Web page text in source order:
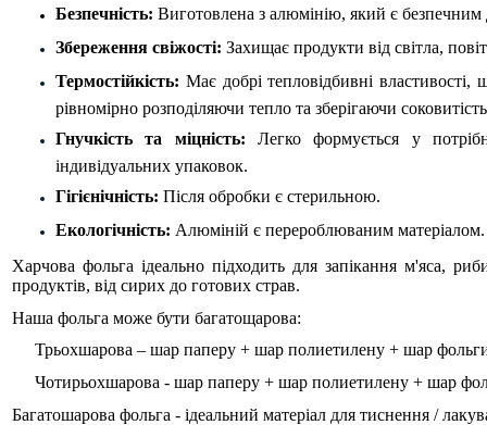
Безпечність: Виготовлена з алюмінію, який є
Збереження свіжості: Захищає продукти від світла,
Термостійкість: Має добрі тепловідбивні властивості,
рівномірно розподіляючи тепло та зберігаючи
Гнучкість та міцність: Легко формується у
індивідуальних упаковок.
Гігієнічність: Після обробки є стерильною.
Екологічність: Алюміній є перероблюваним
Харчова фольга ідеально підходить для запікання м'яса,
продуктів, від сирих до готових страв.
Наша фольга може бути багатощарова:
Трьохшарова – шар паперу + шар полиетилену + шар
Чотирьохшарова - шар паперу + шар полиетилену + шар
Багатошарова фольга - ідеальний матеріал для тиснення /